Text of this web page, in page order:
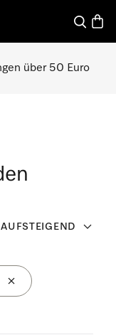
Suche
über 50 Euro